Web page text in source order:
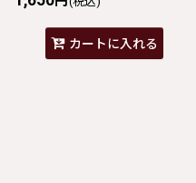
カートに入れる